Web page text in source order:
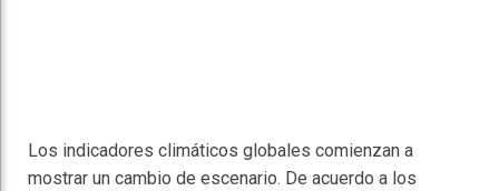
Los indicadores climáticos globales comienzan a
mostrar un cambio de escenario. De acuerdo a los